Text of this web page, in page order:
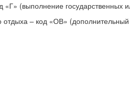
«Г» (выполнение государственных
отдыха – код «ОВ»